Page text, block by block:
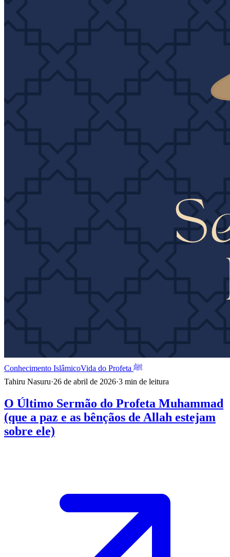
Conhecimento Islâmico
Vida do Profeta ﷺ
Tahiru Nasuru·26 de abril de 2026·3 min de leitura
O Último Sermão do Profeta Muhammad
(que a paz e as bênçãos de Allah estejam
sobre ele)